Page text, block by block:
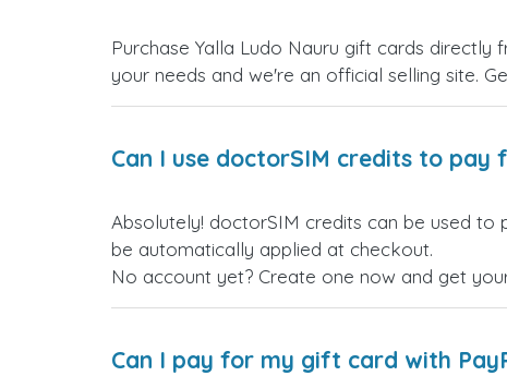
Purchase Yalla Ludo Nauru gift cards
your needs and we're an official selling site.
Can I use doctorSIM credits to
Absolutely! doctorSIM credits can be used to
be automatically applied at checkout.
No account yet? Create one now and get
Can I pay for my gift card with